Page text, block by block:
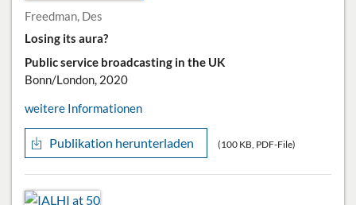
Freedman, Des
Losing its aura?
Public service broadcasting in the UK
Bonn/London, 2020
weitere Informationen
Publikation herunterladen (100 KB, PDF-File)